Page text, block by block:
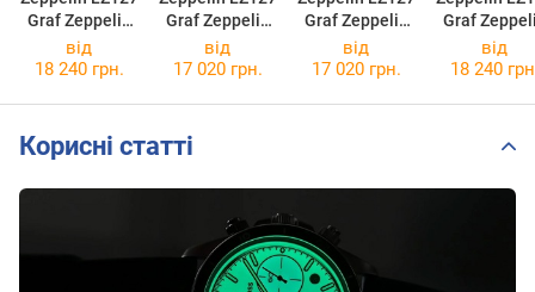
Graf Zeppelin
7666-4
Graf Zeppelin
8656-3
Graf Zeppelin
7656-5
Graf
7666-5
від
18 240 грн.
від
17 020 грн.
від
17 020 грн.
від
18 240
Корисні статті